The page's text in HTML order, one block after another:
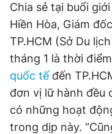
Chia sẻ tại buổi
Hiền Hòa, Giám
TP.HCM (Sở Du
tháng 1 là thời
quốc tế đến
đơn vị lữ hành đều
có những hoạt
trong dịp này.